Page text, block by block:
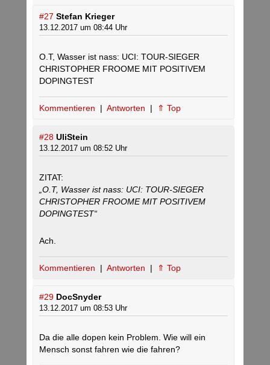
#27 Stefan Krieger
13.12.2017 um 08:44 Uhr
O.T, Wasser ist nass: UCI: TOUR-SIEGER
CHRISTOPHER FROOME MIT POSITIVEM
DOPINGTEST
Kommentieren | Antworten | ⇑ Top
#28 UliStein
13.12.2017 um 08:52 Uhr
ZITAT:
„O.T, Wasser ist nass: UCI: TOUR-SIEGER
CHRISTOPHER FROOME MIT POSITIVEM
DOPINGTEST“
Ach.
Kommentieren | Antworten | ⇑ Top
#29 DocSnyder
13.12.2017 um 08:53 Uhr
Da die alle dopen kein Problem. Wie will ein
Mensch sonst fahren wie die fahren?